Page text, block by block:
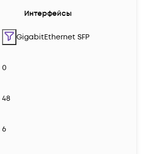
Интерфейсы
GigabitEthernet SFP
0
48
6